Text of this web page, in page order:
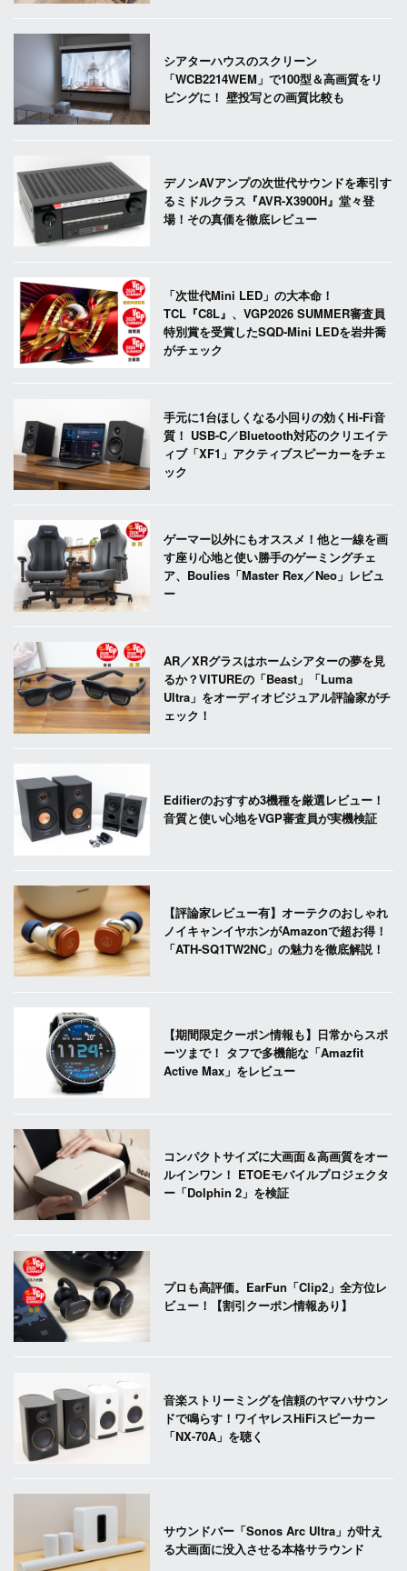
シアターハウスのスクリーン
「WCB2214WEM」で100型＆高画質をリ
ビングに！ 壁投写との画質比較も
デノンAVアンプの次世代サウンドを牽引す
るミドルクラス『AVR-X3900H』堂々登
場！その真価を徹底レビュー
「次世代Mini LED」の大本命！
TCL『C8L』、VGP2026 SUMMER審査員
特別賞を受賞したSQD-Mini LEDを岩井喬
がチェック
手元に1台ほしくなる小回りの効くHi-Fi音
質！ USB-C／Bluetooth対応のクリエイテ
ィブ「XF1」アクティブスピーカーをチェ
ック
ゲーマー以外にもオススメ！他と一線を画
す座り心地と使い勝手のゲーミングチェ
ア、Boulies「Master Rex／Neo」レビュ
ー
AR／XRグラスはホームシアターの夢を見
るか？VITUREの「Beast」「Luma
Ultra」をオーディオビジュアル評論家がチ
ェック！
Edifierのおすすめ3機種を厳選レビュー！
音質と使い心地をVGP審査員が実機検証
【評論家レビュー有】オーテクのおしゃれ
ノイキャンイヤホンがAmazonで超お得！
「ATH-SQ1TW2NC」の魅力を徹底解説！
【期間限定クーポン情報も】日常からスポ
ーツまで！ タフで多機能な「Amazfit
Active Max」をレビュー
コンパクトサイズに大画面＆高画質をオー
ルインワン！ ETOEモバイルプロジェクタ
ー「Dolphin 2」を検証
プロも高評価。EarFun「Clip2」全方位レ
ビュー！【割引クーポン情報あり】
音楽ストリーミングを信頼のヤマハサウン
ドで鳴らす！ワイヤレスHiFiスピーカー
「NX-70A」を聴く
サウンドバー「Sonos Arc Ultra」が叶え
る大画面に没入させる本格サラウンド